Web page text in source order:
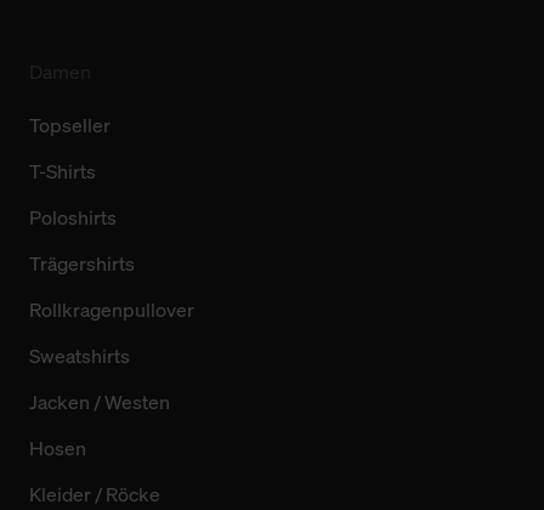
Topseller
T-Shirts
Poloshirts
Trägershirts
Rollkragenpullover
Sweatshirts
Jacken / Westen
Hosen
Kleider / Röcke